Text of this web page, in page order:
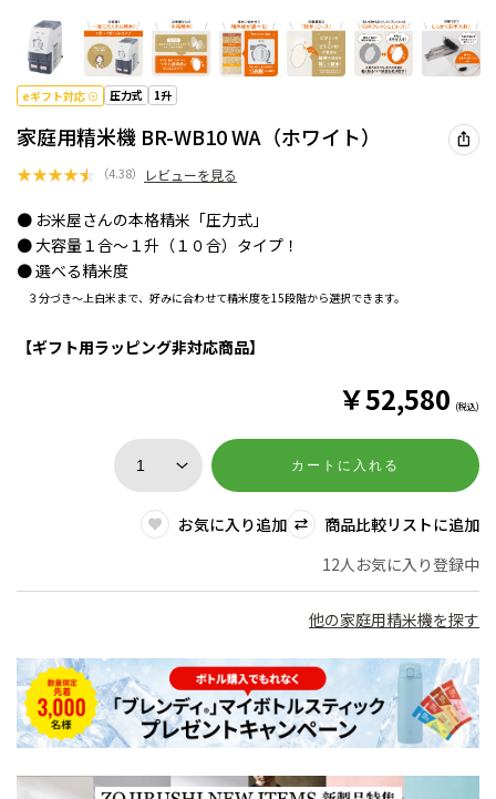
eギフト対応 圧力式 1升
家庭用精米機 BR-WB10 WA（ホワイト）
★★★★★ （4.38） レビューを見る
● お米屋さんの本格精米「圧力式」
● 大容量１合～１升（１０合）タイプ！
● 選べる精米度
３分づき～上白米まで、好みに合わせて精米度を15段階から選択できます。
【ギフト用ラッピング非対応商品】
￥52,580 (税込)
カートに入れる
お気に入り追加
商品比較リストに追加
12人お気に入り登録中
他の家庭用精米機を探す